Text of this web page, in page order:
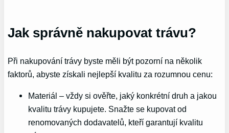
Jak správně nakupovat trávu?
Při nakupování trávy byste měli být pozorní na několik
faktorů, abyste získali nejlepší kvalitu za rozumnou cenu:
Materiál – vždy si ověřte, jaký konkrétní druh a jakou
kvalitu trávy kupujete. Snažte se kupovat od
renomovaných dodavatelů, kteří garantují kvalitu